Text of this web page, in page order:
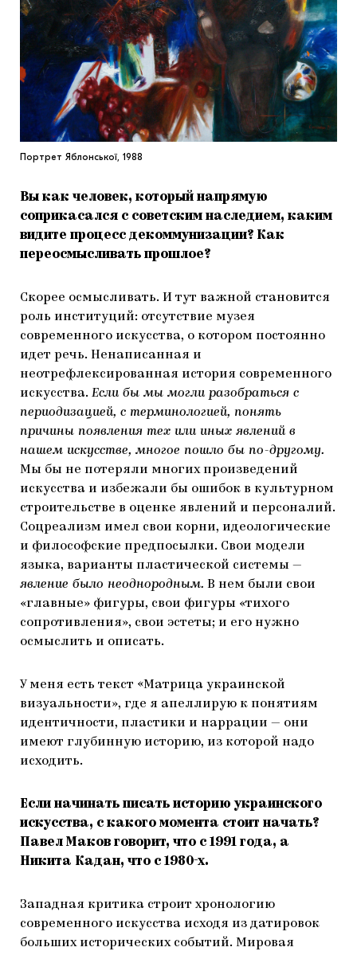
Портрет Яблонської, 1988
Вы как человек, который напрямую
соприкасался с советским наследием, каким
видите процесс декоммунизации? Как
переосмысливать прошлое?
Скорее осмысливать. И тут важной становится
роль институций: отсутствие музея
современного искусства, о котором постоянно
идет речь. Ненаписанная и
неотрефлексированная история современного
искусства. Если бы мы могли разобраться с
периодизацией, с терминологией, понять
причины появления тех или иных явлений в
нашем искусстве, многое пошло бы по-другому.
Мы бы не потеряли многих произведений
искусства и избежали бы ошибок в культурном
строительстве в оценке явлений и персоналий.
Соцреализм имел свои корни, идеологические
и философские предпосылки. Свои модели
языка, варианты пластической системы —
явление было неоднородным. В нем были свои
«главные» фигуры, свои фигуры «тихого
сопротивления», свои эстеты; и его нужно
осмыслить и описать.
У меня есть текст «Матрица украинской
визуальности», где я апеллирую к понятиям
идентичности, пластики и наррации — они
имеют глубинную историю, из которой надо
исходить.
Если начинать писать историю украинского
искусства, с какого момента стоит начать?
Павел Маков говорит, что с 1991 года, а
Никита Кадан, что с 1980-х.
Западная критика строит хронологию
современного искусства исходя из датировок
больших исторических событий. Мировая